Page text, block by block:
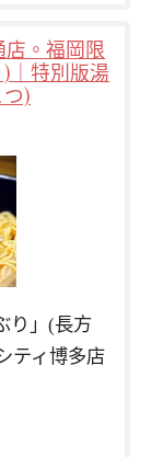
。福岡限
｜特別版湯
)
り」(長方
ティ博多店